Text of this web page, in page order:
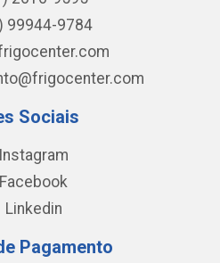
99944-9784
Sociais
Instagram
Facebook
Linkedin
Pagamento